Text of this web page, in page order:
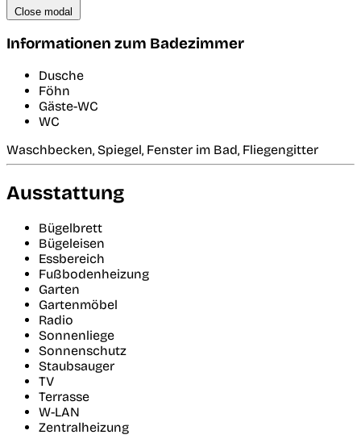
Close modal
Informationen zum Badezimmer
Dusche
Föhn
Gäste-WC
WC
Waschbecken, Spiegel, Fenster im Bad, Fliegengitter
Ausstattung
Bügelbrett
Bügeleisen
Essbereich
Fußbodenheizung
Garten
Gartenmöbel
Radio
Sonnenliege
Sonnenschutz
Staubsauger
TV
Terrasse
W-LAN
Zentralheizung